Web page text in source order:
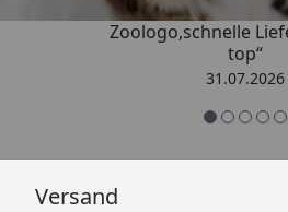
„Gute
Zoologo,schnelle
top“
31.07.2026
Versand